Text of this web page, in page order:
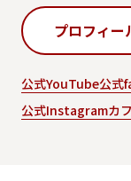
プロフィー
公式YouTube公式
公式Instagramカ